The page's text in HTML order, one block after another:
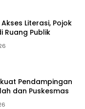
Literasi, Pojok
Ruang Publik
Pendampingan
dan Puskesmas